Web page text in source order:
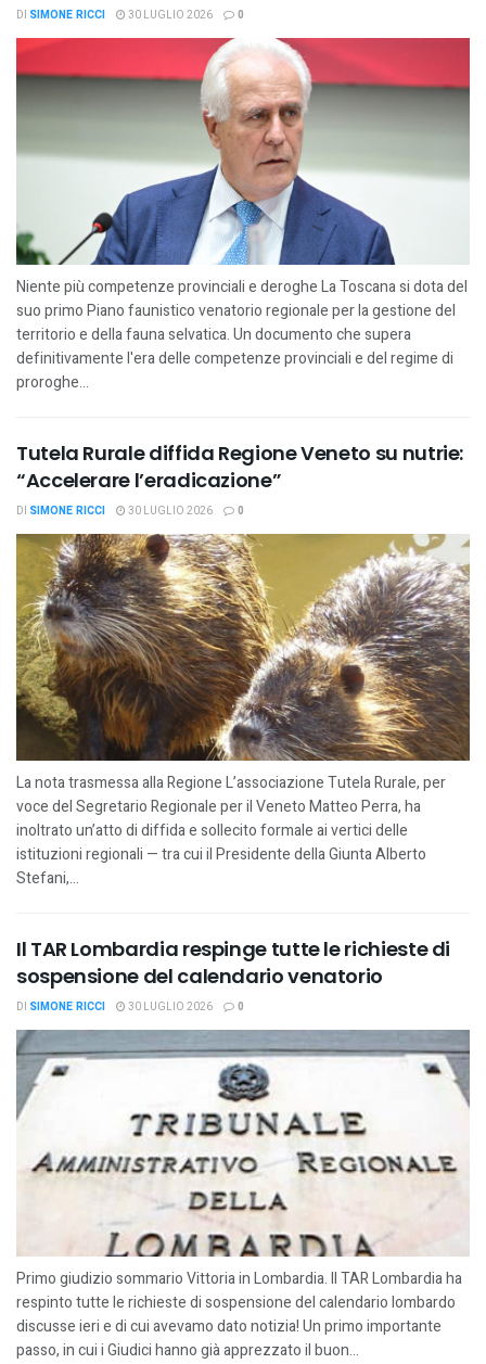
DI SIMONE RICCI 30 LUGLIO 2026 0
Niente più competenze provinciali e deroghe La Toscana si dota del
suo primo Piano faunistico venatorio regionale per la gestione del
territorio e della fauna selvatica. Un documento che supera
definitivamente l'era delle competenze provinciali e del regime di
proroghe...
Tutela Rurale diffida Regione Veneto su nutrie:
“Accelerare l’eradicazione”
DI SIMONE RICCI 30 LUGLIO 2026 0
La nota trasmessa alla Regione L’associazione Tutela Rurale, per
voce del Segretario Regionale per il Veneto Matteo Perra, ha
inoltrato un’atto di diffida e sollecito formale ai vertici delle
istituzioni regionali — tra cui il Presidente della Giunta Alberto
Stefani,...
Il TAR Lombardia respinge tutte le richieste di
sospensione del calendario venatorio
DI SIMONE RICCI 30 LUGLIO 2026 0
Primo giudizio sommario Vittoria in Lombardia. Il TAR Lombardia ha
respinto tutte le richieste di sospensione del calendario lombardo
discusse ieri e di cui avevamo dato notizia! Un primo importante
passo, in cui i Giudici hanno già apprezzato il buon...